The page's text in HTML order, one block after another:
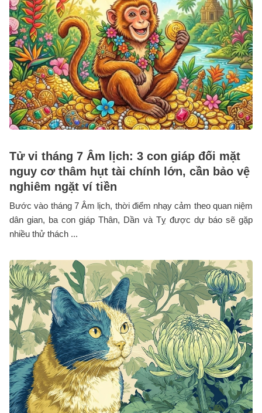
Tử vi tháng 7 Âm lịch: 3 con giáp đối mặt
nguy cơ thâm hụt tài chính lớn, cần bảo vệ
nghiêm ngặt ví tiền
Bước vào tháng 7 Âm lịch, thời điểm nhạy cảm theo quan niệm
dân gian, ba con giáp Thân, Dần và Tỵ được dự báo sẽ gặp
nhiều thử thách ...